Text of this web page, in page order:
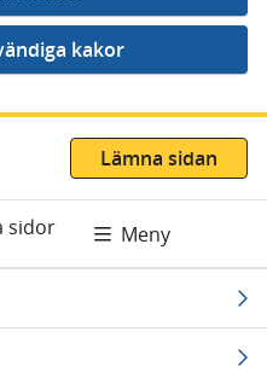
Lämna sidan
sidor Meny